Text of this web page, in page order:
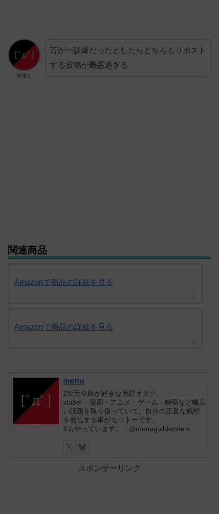
管理人
万が一誤爆だったとしたらどちらもリポスト
する投稿が最悪過ぎる
関連商品
Amazonで商品の詳細を見る
Amazonで商品の詳細を見る
menu
2次元全般が好きな所謂オタク。
vtuber・漫画・アニメ・ゲーム・映画など幅広
い話題を取り扱っていて、自分の正直な感想
を発信する事がモットーです。
Xもやっています。「@menuguildsystem」
スポンサーリンク